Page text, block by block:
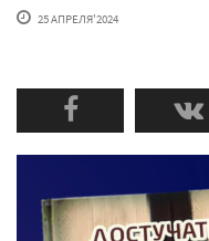
25 АПРЕЛЯ'2024